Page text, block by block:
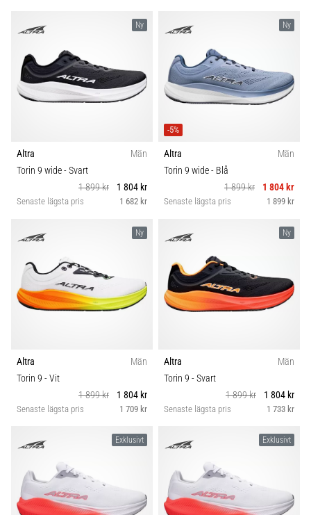
Ny
Altra
Män
Torin 9 wide- Svart
1 899 kr
1 804 kr
Senaste lägsta pris 1 682 kr
Ny
-5%
Altra
Män
Torin 9 wide- Blå
1 899 kr
1 804 kr
Senaste lägsta pris 1 899 kr
Ny
Altra
Män
Torin 9 - Vit
1 899 kr
1 804 kr
Senaste lägsta pris 1 709 kr
Ny
Altra
Män
Torin 9 - Svart
1 899 kr
1 804 kr
Senaste lägsta pris 1 733 kr
Exklusivt Exklusivt